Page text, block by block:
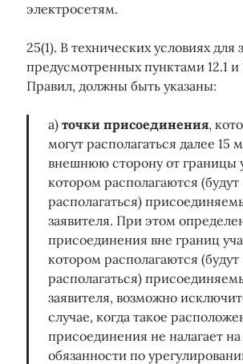
электросетям.
25(1). В технических условиях для
предусмотренных пунктами 12.1 и
Правил, должны быть указаны:
а)точки присоединения,
могут располагаться далее 15
внешнюю сторону от границы
котором располагаются (будут
располагаться)
заявителя. При этом
присоединения вне границ
котором располагаются (будут
располагаться)
заявителя, возможно
случае, когда такое
присоединения не налагает на
обязанности по